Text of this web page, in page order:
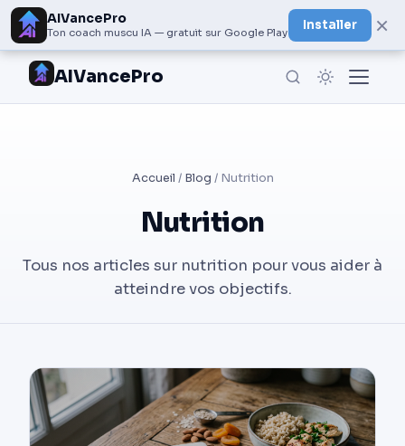
AIVancePro
Ton coach muscu IA — gratuit sur Google Play
Installer ×
AIVancePro
Accueil / Blog / Nutrition
Nutrition
Tous nos articles sur nutrition pour vous aider à
atteindre vos objectifs.